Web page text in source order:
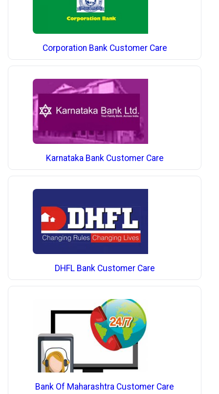
Corporation Bank Customer Care
Karnataka Bank Customer Care
DHFL Bank Customer Care
Bank Of Maharashtra Customer Care